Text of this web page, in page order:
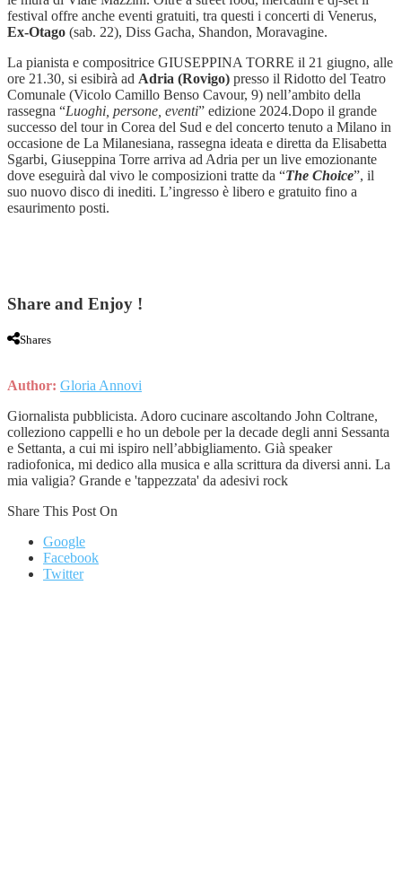
festival offre anche eventi gratuiti, tra questi i concerti di Venerus,
Ex-Otago (sab. 22), Diss Gacha, Shandon, Moravagine.
La pianista e compositrice GIUSEPPINA TORRE il 21 giugno, alle
ore 21.30, si esibirà ad Adria (Rovigo) presso il Ridotto del Teatro
Comunale (Vicolo Camillo Benso Cavour, 9) nell’ambito della
rassegna “Luoghi, persone, eventi” edizione 2024.Dopo il grande
successo del tour in Corea del Sud e del concerto tenuto a Milano in
occasione de La Milanesiana, rassegna ideata e diretta da Elisabetta
Sgarbi, Giuseppina Torre arriva ad Adria per un live emozionante
dove eseguirà dal vivo le composizioni tratte da “The Choice”, il
suo nuovo disco di inediti. L’ingresso è libero e gratuito fino a
esaurimento posti.
Share and Enjoy !
Shares
Author: Gloria Annovi
Giornalista pubblicista. Adoro cucinare ascoltando John Coltrane,
colleziono cappelli e ho un debole per la decade degli anni Sessanta
e Settanta, a cui mi ispiro nell’abbigliamento. Già speaker
radiofonica, mi dedico alla musica e alla scrittura da diversi anni. La
mia valigia? Grande e 'tappezzata' da adesivi rock
Share This Post On
Google
Facebook
Twitter